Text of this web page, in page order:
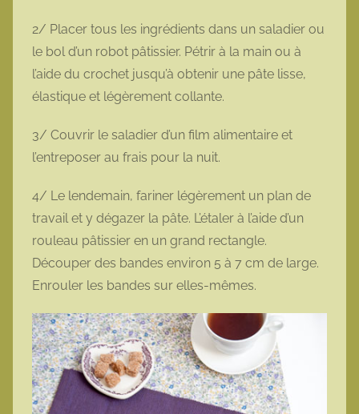
2/ Placer tous les ingrédients dans un saladier ou
le bol d’un robot pâtissier. Pétrir à la main ou à
l’aide du crochet jusqu’à obtenir une pâte lisse,
élastique et légèrement collante.
3/ Couvrir le saladier d’un film alimentaire et
l’entreposer au frais pour la nuit.
4/ Le lendemain, fariner légèrement un plan de
travail et y dégazer la pâte. L’étaler à l’aide d’un
rouleau pâtissier en un grand rectangle.
Découper des bandes environ 5 à 7 cm de large.
Enrouler les bandes sur elles-mêmes.